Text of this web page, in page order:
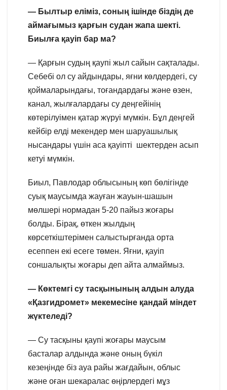
— Былтыр еліміз, соның ішінде біздің де
аймағымыз қарғын судан жапа шекті.
Биылға қауіп бар ма?
— Қарғын судың қаупі жыл сайын сақталады.
Себебі ол су айдындары, яғни көлдердегі, су
қоймаларындағы, тоғандардағы және өзен,
канал, жылғалардағы су деңгейінің
көтерілуімен қатар жүруі мүмкін. Бұл деңгей
кейбір елді мекендер мен шаруашылық
нысандары үшін аса қауіпті шектерден асып
кетуі мүмкін.
Биыл, Павлодар облысының көп бөлігінде
суық маусымда жауған жауын-шашын
мөлшері нормадан 5-20 пайыз жоғары
болды. Бірақ, өткен жылдың
көрсеткіштерімен салыстырғанда орта
есеппен екі есеге төмен. Яғни, қауіп
соншалықты жоғары деп айта алмаймыз.
— Көктемгі су тасқынының алдын алуда
«Қазгидромет» мекемесіне қандай міндет
жүктеледі?
— Су тасқыны қаупі жоғары маусым
басталар алдында және оның бүкіл
кезеңінде біз ауа райы жағдайын, облыс
және оған шекаралас өңірлердегі мұз